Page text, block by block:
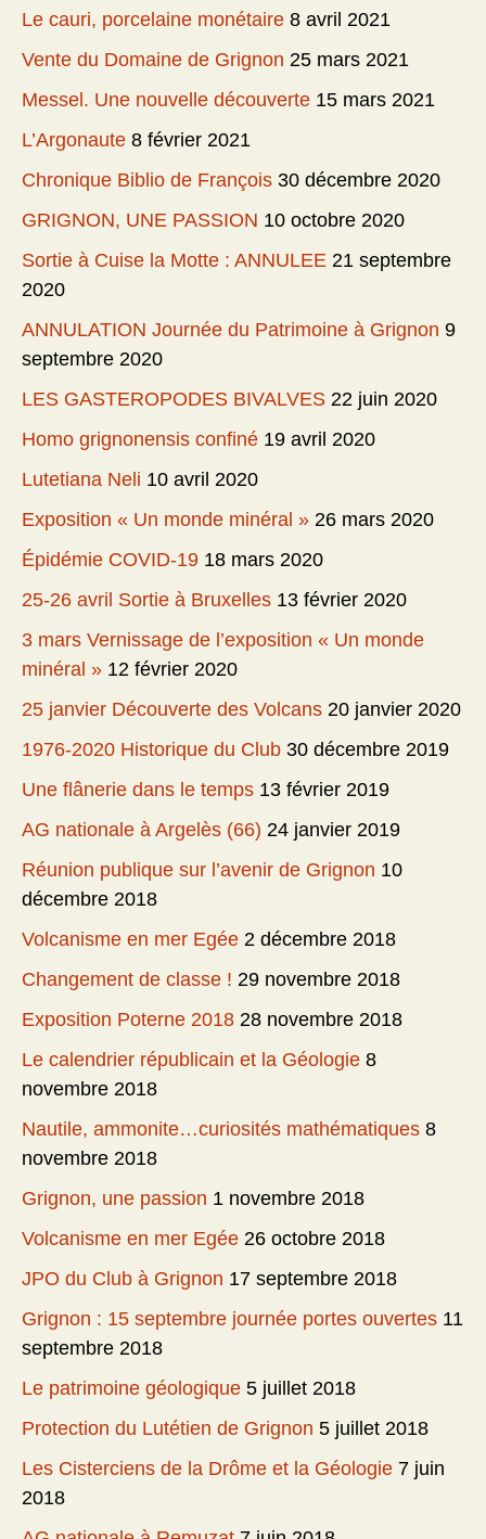
Le cauri, porcelaine monétaire 8 avril 2021
Vente du Domaine de Grignon 25 mars 2021
Messel. Une nouvelle découverte 15 mars 2021
L’Argonaute 8 février 2021
Chronique Biblio de François 30 décembre 2020
GRIGNON, UNE PASSION 10 octobre 2020
Sortie à Cuise la Motte : ANNULEE 21 septembre
2020
ANNULATION Journée du Patrimoine à Grignon 9
septembre 2020
LES GASTEROPODES BIVALVES 22 juin 2020
Homo grignonensis confiné 19 avril 2020
Lutetiana Neli 10 avril 2020
Exposition « Un monde minéral » 26 mars 2020
Épidémie COVID-19 18 mars 2020
25-26 avril Sortie à Bruxelles 13 février 2020
3 mars Vernissage de l’exposition « Un monde
minéral » 12 février 2020
25 janvier Découverte des Volcans 20 janvier 2020
1976-2020 Historique du Club 30 décembre 2019
Une flânerie dans le temps 13 février 2019
AG nationale à Argelès (66) 24 janvier 2019
Réunion publique sur l’avenir de Grignon 10
décembre 2018
Volcanisme en mer Egée 2 décembre 2018
Changement de classe ! 29 novembre 2018
Exposition Poterne 2018 28 novembre 2018
Le calendrier républicain et la Géologie 8
novembre 2018
Nautile, ammonite…curiosités mathématiques 8
novembre 2018
Grignon, une passion 1 novembre 2018
Volcanisme en mer Egée 26 octobre 2018
JPO du Club à Grignon 17 septembre 2018
Grignon : 15 septembre journée portes ouvertes 11
septembre 2018
Le patrimoine géologique 5 juillet 2018
Protection du Lutétien de Grignon 5 juillet 2018
Les Cisterciens de la Drôme et la Géologie 7 juin
2018